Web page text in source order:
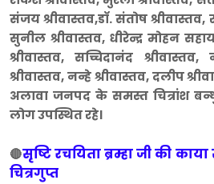
संजय श्रीवास्तव,डाॅ. संतोष श्रीवास्तव,
सुनील श्रीवास्तव, धीरेन्द्र मोहन
श्रीवास्तव, सच्चिदानंद श्रीवास्तव,
श्रीवास्तव, नन्हे श्रीवास्तव, दलीप
अलावा जनपद के समस्त चित्रांश
लोग उपस्थित रहे।
🔴सृष्टि रचयिता ब्रम्हा जी की
चित्रगुप्त